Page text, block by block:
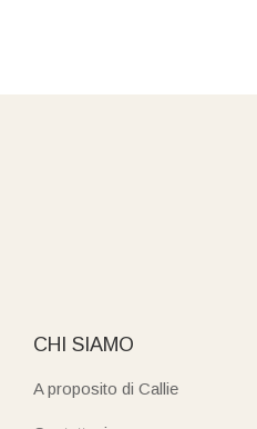
CHI SIAMO
A proposito di Callie